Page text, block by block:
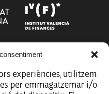
experiències, utilitzem
per emmagatzemar i/o